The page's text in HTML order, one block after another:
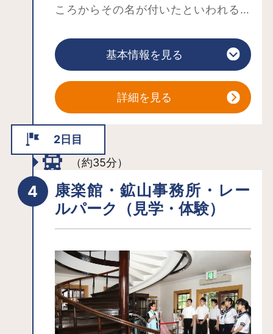
ころからその名が付いたといわれる、
へと移り変わる渓谷の絶景と川のせせ
らぎに癒される湯です。湯瀬渓谷トレ
ッキングの拠点に最適です。
入浴を重ねる程に肌が潤うと評判の美
人の湯で、湯瀬の温泉水を使用した化
粧水が売られているほど。
湯宿でいただく秋田の郷土料理「きり
たんぽ鍋」も楽しみのひとつ。
基本情報を見る
詳細を見る
2日目
（約35分）
康楽館・鉱山事務所・レー
ルパーク（見学・体験）